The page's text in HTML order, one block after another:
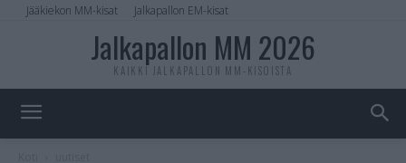
Jääkiekon MM-kisat Jalkapallon EM-kisat
Jalkapallon MM 2026
KAIKKI JALKAPALLON MM-KISOISTA